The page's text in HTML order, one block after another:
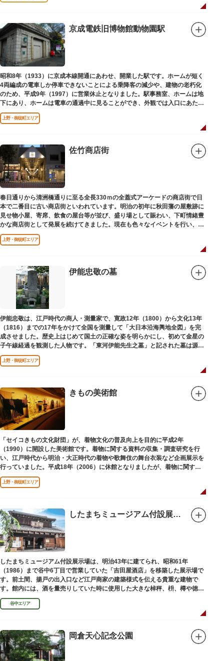
京成電鉄旧博物館動物園駅
昭和8年（1933）に京成本線開通にあわせ、開業した駅です。ホームが短く
4両編成の電車しか停車できないことによる乗降客の減少や、建物の老朽化
のため、平成9年（1997）に営業休止となりました。駅事務室、ホームは地
下にあり、ホームは電車の通過中に見ることができ、外観では入口にあたる
建物を見ることができます。
上野・御徒町エリア
佐竹商店街
春日通りから清洲橋通りに至る全長330ｍの全蓋式アーケードの商店街で日
本で二番目に古い商店街といわれています。明治の初年に秋田藩の屋敷跡に
見せ物小屋、寄席、飲食の屋台等が並び、盛り場として賑わい、下町情緒豊
かな商店街として発展を続けてきました。現在も色々なイベントを行い、住
民から親しまれている魅力的な商店街です。
上野・御徒町エリア
伊能忠敬の墓
伊能忠敬は、江戸時代の商人・測量家で、寛政12年（1800）から文化13年
（1816）までの17年をかけて全国を測量して「大日本沿海輿地全図」を完
成させました。歴史上はじめて国土の正確な姿を明らかにし、初めて金星の
子午線経過を観測した人物です。「東河伊能先生之墓」と記された墓は源空
寺（げんくうじ）にあります。
上野・御徒町エリア
きもの美術館
「セイコきもの文化財団」が、着物文化の普及向上を目的に平成2年
（1990）に開設した美術館です。着物に関する資料の収集・調査研究を行
い、江戸時代から明治・大正時代の着物や歌舞伎の舞台衣装など企画展示を
行っていました。平成18年（2006）に休館となりましたが、着物に関する
調査研究等は引き続き本財団で行っています。
平成18年（2006）に休館
上野・御徒町エリア
したまちミュージアム付設展示場（旧吉田屋酒店）
したまちミュージアム付設展示場は、明治43年に建てられ、昭和61年
（1986）まで谷中6丁目で営業していた「吉田屋酒店」を移築した展示場で
す。前土間、揚戸の出入口など江戸商家の建築様式を伝える貴重な建物で
す。館内には、酒を量売りしていた時に使用した大きな棹秤、枡、樽や徳
利、宣伝用ポスターなどの資料を展示しています。
谷中エリア
岡倉天心記念公園